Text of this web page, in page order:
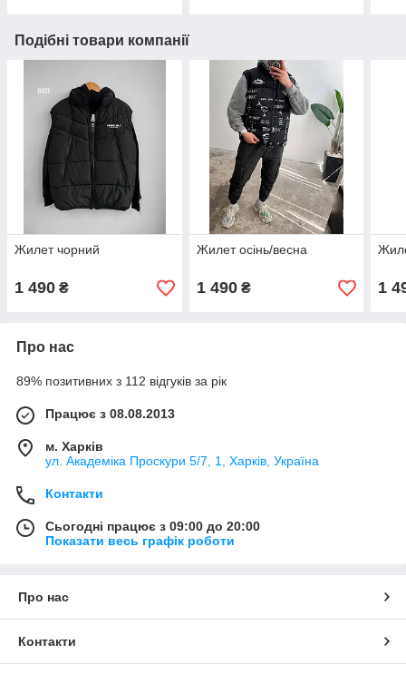
Подібні товари компанії
Жилет чорний
1 490 ₴
Жилет осінь/весна
1 490₴ 1
Про нас
89% позитивних з 112 відгуків за рік
Працює з 08.08.2013
м. Харків
ул. Академіка Проскури 5/7, 1, Харків, Україна
Контакти
Сьогодні працює з 09:00 до 20:00
Показати весь графік роботи
Про нас
Контакти